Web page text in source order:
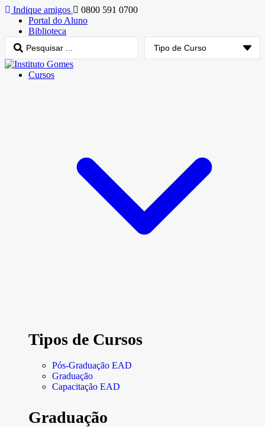
Indique amigos
0800 591 0700
Portal do Aluno
Biblioteca
Cursos
Tipos de Cursos
Pós-Graduação EAD
Graduação
Capacitação EAD
Graduação